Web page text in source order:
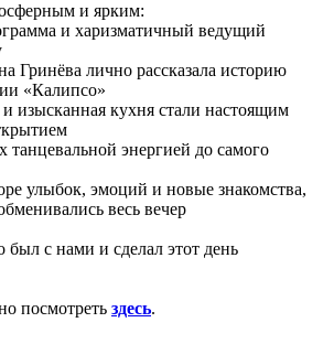
и ярким:
и харизматичный ведущий
Гринёва лично рассказала историю
«Калипсо»
и изысканная кухня стали настоящим
танцевальной энергией до самого
улыбок, эмоций и новые знакомства,
весь вечер
был с нами и сделал этот день
посмотреть здесь.